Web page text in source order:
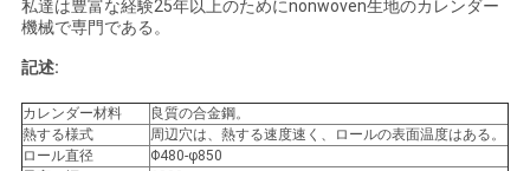
な
さ
い
私達は豊富な経験25年以上のためにnonwoven生地のカレンダー
機械で専門である。
記述:
カレンダー材料
良質の合金鋼。
熱する様式
周辺穴は、熱する速度速く、ロールの表面温度はある。
ロール直径
Φ480-φ850